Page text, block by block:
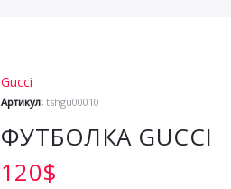
Артикул: tshgu00010
ФУТБОЛКА GUCCI
120$
Gucci